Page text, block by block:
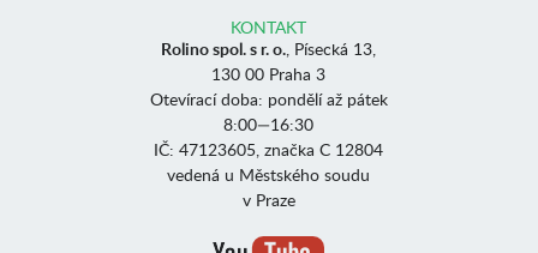
KONTAKT
Rolino spol. s r. o., Písecká 13,
130 00 Praha 3
Otevírací doba: pondělí až pátek
8:00—16:30
IČ: 47123605, značka C 12804
vedená u Městského soudu
v Praze